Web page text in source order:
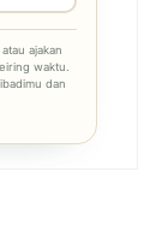
ajakan
waktu.
dan